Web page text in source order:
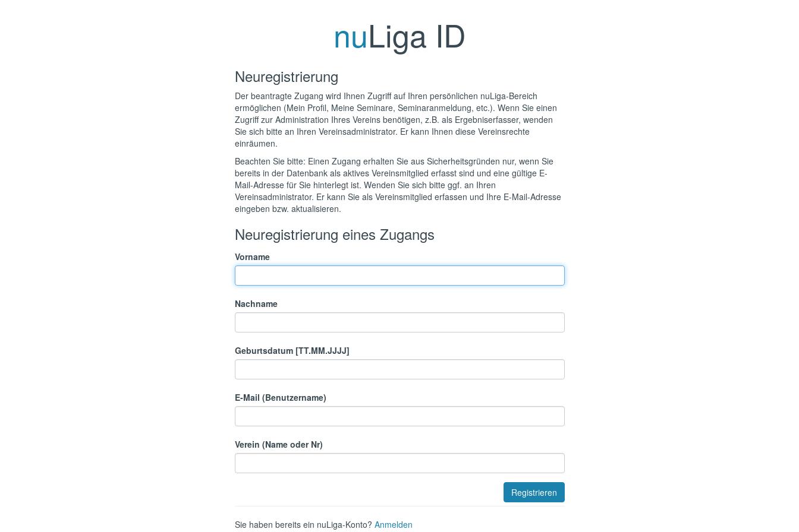
nuLiga ID
Neuregistrierung
Der beantragte Zugang wird Ihnen Zugriff auf Ihren persönlichen nuLiga-Bereich
ermöglichen (Mein Profil, Meine Seminare, Seminaranmeldung, etc.). Wenn Sie einen
Zugriff zur Administration Ihres Vereins benötigen, z.B. als Ergebniserfasser, wenden
Sie sich bitte an Ihren Vereinsadministrator. Er kann Ihnen diese Vereinsrechte
einräumen.
Beachten Sie bitte: Einen Zugang erhalten Sie aus Sicherheitsgründen nur, wenn Sie
bereits in der Datenbank als aktives Vereinsmitglied erfasst sind und eine gültige E-
Mail-Adresse für Sie hinterlegt ist. Wenden Sie sich bitte ggf. an Ihren
Vereinsadministrator. Er kann Sie als Vereinsmitglied erfassen und Ihre E-Mail-Adresse
eingeben bzw. aktualisieren.
Neuregistrierung eines Zugangs
Vorname
Nachname
Geburtsdatum [TT.MM.JJJJ]
E-Mail (Benutzername)
Verein (Name oder Nr)
Sie haben bereits ein nuLiga-Konto? Anmelden